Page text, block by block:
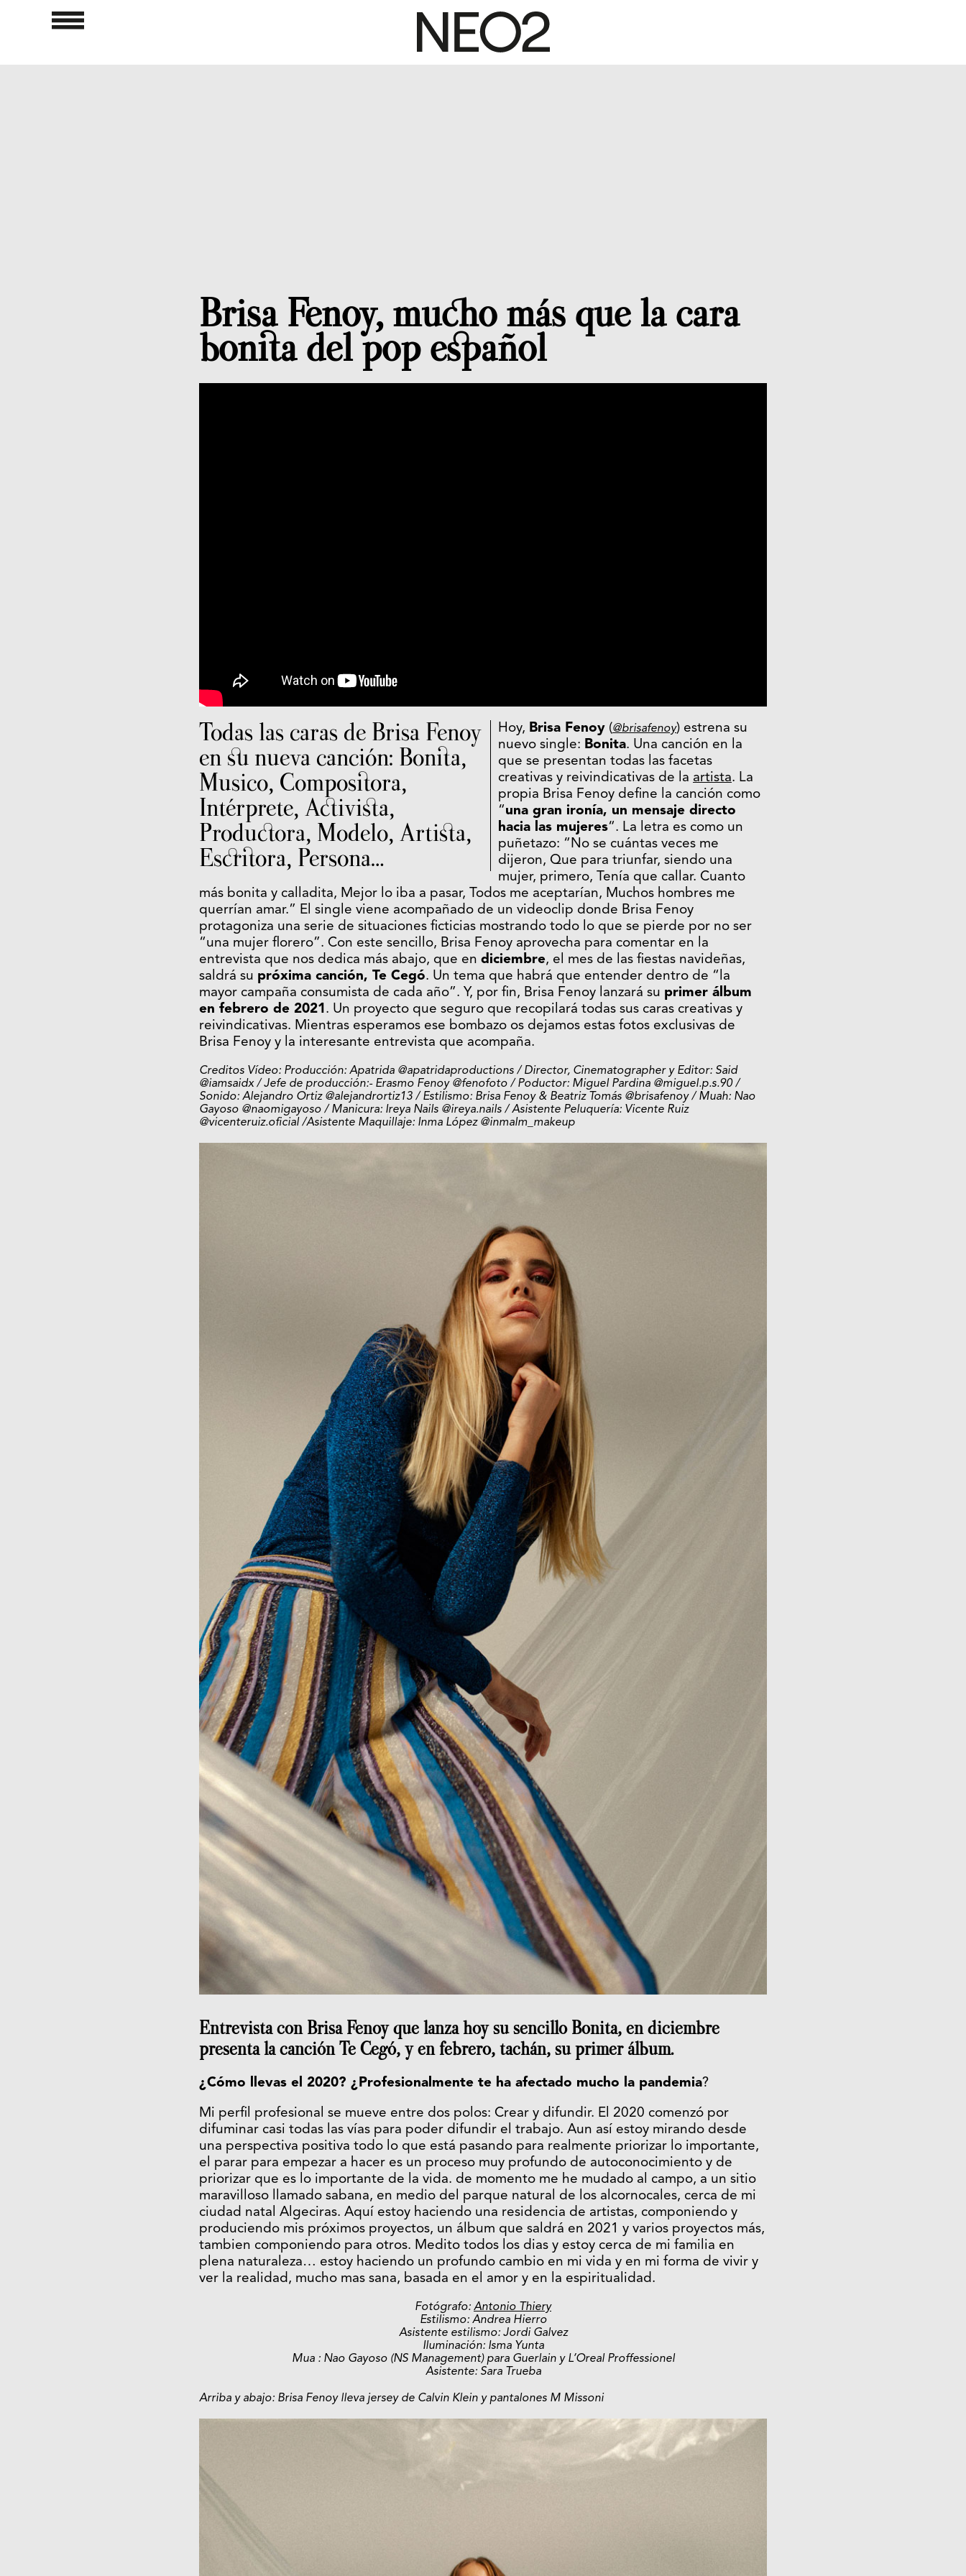
Brisa Fenoy, mucho más que la cara
bonita del pop español
Todas las caras de Brisa Fenoy
en su nueva canción: Bonita,
Musico, Compositora,
Intérprete, Activista,
Productora, Modelo, Artista,
Escritora, Persona…
Hoy, Brisa Fenoy (@brisafenoy) estrena su
nuevo single: Bonita. Una canción en la
que se presentan todas las facetas
creativas y reivindicativas de la artista. La
propia Brisa Fenoy define la canción como
“una gran ironía, un mensaje directo
hacia las mujeres“. La letra es como un
puñetazo: “No se cuántas veces me
dijeron, Que para triunfar, siendo una
mujer, primero, Tenía que callar. Cuanto
más bonita y calladita, Mejor lo iba a pasar, Todos me aceptarían, Muchos hombres me
querrían amar.” El single viene acompañado de un videoclip donde Brisa Fenoy
protagoniza una serie de situaciones ficticias mostrando todo lo que se pierde por no ser
“una mujer florero”. Con este sencillo, Brisa Fenoy aprovecha para comentar en la
entrevista que nos dedica más abajo, que en diciembre, el mes de las fiestas navideñas,
saldrá su próxima canción, Te Cegó. Un tema que habrá que entender dentro de “la
mayor campaña consumista de cada año”. Y, por fin, Brisa Fenoy lanzará su primer álbum
en febrero de 2021. Un proyecto que seguro que recopilará todas sus caras creativas y
reivindicativas. Mientras esperamos ese bombazo os dejamos estas fotos exclusivas de
Brisa Fenoy y la interesante entrevista que acompaña.
Creditos Vídeo: Producción: Apatrida @apatridaproductions / Director, Cinematographer y Editor: Said
@iamsaidx / Jefe de producción:- Erasmo Fenoy @fenofoto / Poductor: Miguel Pardina @miguel.p.s.90 /
Sonido: Alejandro Ortiz @alejandrortiz13 / Estilismo: Brisa Fenoy & Beatriz Tomás @brisafenoy / Muah: Nao
Gayoso @naomigayoso / Manicura: Ireya Nails @ireya.nails / Asistente Peluquería: Vicente Ruiz
@vicenteruiz.oficial /Asistente Maquillaje: Inma López @inmalm_makeup
Entrevista con Brisa Fenoy que lanza hoy su sencillo Bonita, en diciembre
presenta la canción Te Cegó, y en febrero, tachán, su primer álbum.
¿Cómo llevas el 2020? ¿Profesionalmente te ha afectado mucho la pandemia?
Mi perfil profesional se mueve entre dos polos: Crear y difundir. El 2020 comenzó por
difuminar casi todas las vías para poder difundir el trabajo. Aun así estoy mirando desde
una perspectiva positiva todo lo que está pasando para realmente priorizar lo importante,
el parar para empezar a hacer es un proceso muy profundo de autoconocimiento y de
priorizar que es lo importante de la vida. de momento me he mudado al campo, a un sitio
maravilloso llamado sabana, en medio del parque natural de los alcornocales, cerca de mi
ciudad natal Algeciras. Aquí estoy haciendo una residencia de artistas, componiendo y
produciendo mis próximos proyectos, un álbum que saldrá en 2021 y varios proyectos más,
tambien componiendo para otros. Medito todos los dias y estoy cerca de mi familia en
plena naturaleza… estoy haciendo un profundo cambio en mi vida y en mi forma de vivir y
ver la realidad, mucho mas sana, basada en el amor y en la espiritualidad.
Fotógrafo: Antonio Thiery
Estilismo: Andrea Hierro
Asistente estilismo: Jordi Galvez
Iluminación: Isma Yunta
Mua : Nao Gayoso (NS Management) para Guerlain y L’Oreal Proffessionel
Asistente: Sara Trueba
Arriba y abajo: Brisa Fenoy lleva jersey de Calvin Klein y pantalones M Missoni